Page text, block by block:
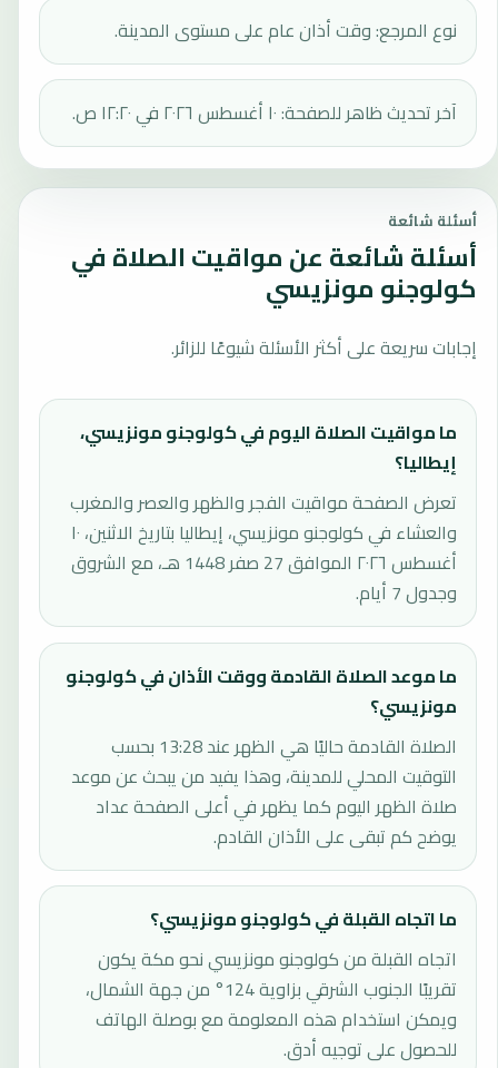
نوع المرجع: وقت أذان عام على مستوى المدينة.
آخر تحديث ظاهر للصفحة: ١٠ أغسطس ٢٠٢٦ في ١٢:٢٠ ص.
أسئلة شائعة
أسئلة شائعة عن مواقيت الصلاة في
كولوجنو مونزيسي
إجابات سريعة على أكثر الأسئلة شيوعًا للزائر.
ما مواقيت الصلاة اليوم في كولوجنو مونزيسي،
إيطاليا؟
تعرض الصفحة مواقيت الفجر والظهر والعصر والمغرب
والعشاء في كولوجنو مونزيسي، إيطاليا بتاريخ الاثنين، ١٠
أغسطس ٢٠٢٦ الموافق 27 صفر 1448 هـ، مع الشروق
وجدول 7 أيام.
ما موعد الصلاة القادمة ووقت الأذان في كولوجنو
مونزيسي؟
الصلاة القادمة حاليًا هي الظهر عند 13:28 بحسب
التوقيت المحلي للمدينة، وهذا يفيد من يبحث عن موعد
صلاة الظهر اليوم كما يظهر في أعلى الصفحة عداد
يوضح كم تبقى على الأذان القادم.
ما اتجاه القبلة في كولوجنو مونزيسي؟
اتجاه القبلة من كولوجنو مونزيسي نحو مكة يكون
تقريبًا الجنوب الشرقي بزاوية 124° من جهة الشمال،
ويمكن استخدام هذه المعلومة مع بوصلة الهاتف
للحصول على توجيه أدق.